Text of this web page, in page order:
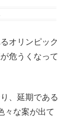
オリンピック
危うくなって
、延期である
々な案が出て